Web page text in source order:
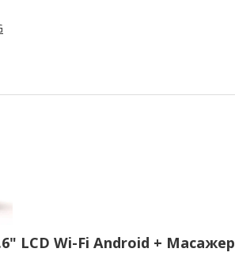
LСD Wi-Fi Android + Масажер